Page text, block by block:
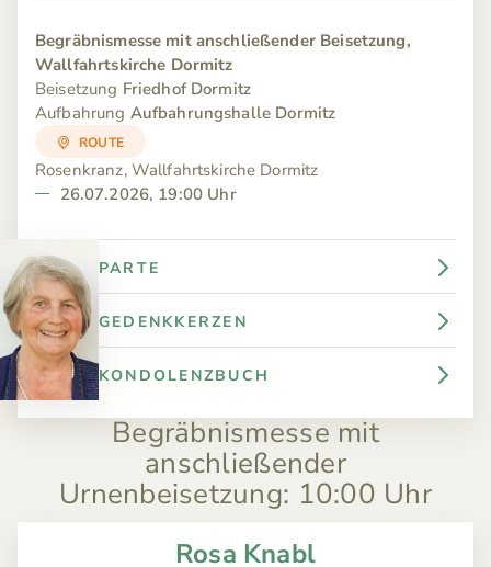
PARTE
GEDENKKERZEN
KONDOLENZBUCH
Begräbnismesse mit anschließender Beisetzung,
Wallfahrtskirche Dormitz
Beisetzung Friedhof Dormitz
Aufbahrung Aufbahrungshalle Dormitz
ROUTE
Rosenkranz, Wallfahrtskirche Dormitz
26.07.2026, 19:00 Uhr
Begräbnismesse mit
anschließender
Urnenbeisetzung: 10:00 Uhr
Rosa Knabl